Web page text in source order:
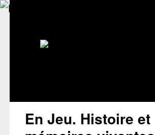
En Jeu. Histoire et